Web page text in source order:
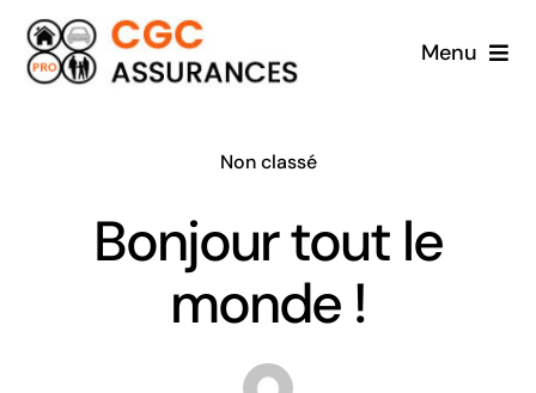
Passer
contenu
Menu
Particuliers
Non classé
Bonjour tout le
monde !